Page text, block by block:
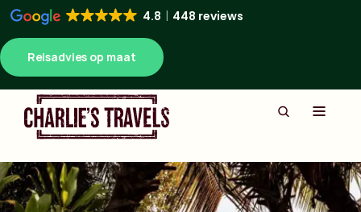
4.8 448 reviews
Reisadvies op maat